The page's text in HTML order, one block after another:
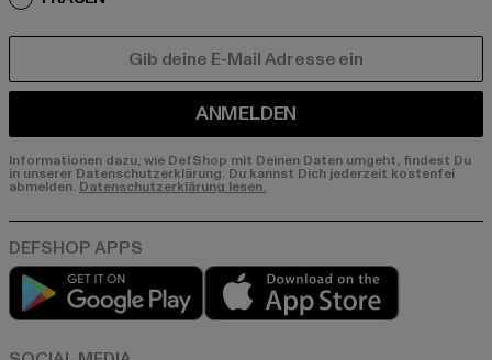
ANMELDEN
Informationen dazu, wie DefShop mit Deinen Daten umgeht, findest Du
in unserer Datenschutzerklärung. Du kannst Dich jederzeit kostenfei
abmelden. Datenschutzerklärung lesen.
Play market